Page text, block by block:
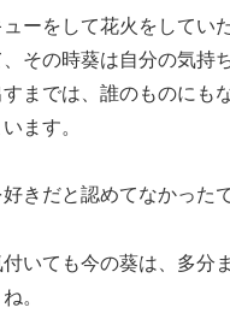
ーをして花火をしてい
その時葵は自分の気持
までは、誰のものにも
ます。
きだと認めてなかった
いても今の葵は、多分
。